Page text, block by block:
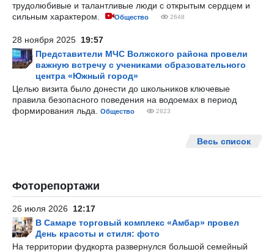
трудолюбивые и талантливые люди с открытым сердцем и
сильным характером.
Общество 2648
28 ноября 2025 19:57
Представители МЧС Волжского района провели
важную встречу с учениками образовательного
центра «Южный город»
Целью визита было донести до школьников ключевые
правила безопасного поведения на водоемах в период
формирования льда.
Общество 2823
Весь список
Фоторепортажи
26 июля 2026 12:17
В Самаре торговый комплекс «Амбар» провел
День красоты и стиля: фото
На территории фудкорта развернулся большой семейный